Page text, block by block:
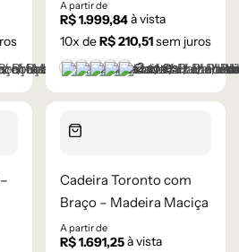
A partir de
R$1.999,84à vista
10x deR$210,51sem juros
Castanho
Castanho Médio
Laca Branco
Laca Cinza
Laca Preta
+2 cores
Cadeira Toronto com
Braço – Madeira Maciça
A partir de
R$1.691,25à vista